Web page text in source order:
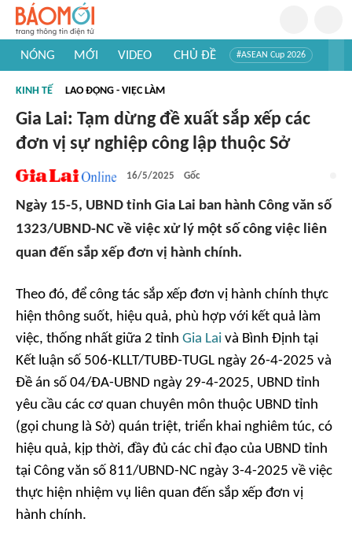
NÓNG MỚI VIDEO CHỦ ĐỀ #ASEAN Cup 2026
#Khám phá thế giới
KINH TẾ LAO ĐỘNG - VIỆC LÀM
Gia Lai: Tạm dừng đề xuất sắp xếp các
đơn vị sự nghiệp công lập thuộc Sở
16/5/2025 Gốc
Ngày 15-5, UBND tỉnh Gia Lai ban hành Công văn số
1323/UBND-NC về việc xử lý một số công việc liên
quan đến sắp xếp đơn vị hành chính.
Theo đó, để công tác sắp xếp đơn vị hành chính thực
hiện thông suốt, hiệu quả, phù hợp với kết quả làm
việc, thống nhất giữa 2 tỉnh Gia Lai và Bình Định tại
Kết luận số 506-KLLT/TUBĐ-TUGL ngày 26-4-2025 và
Đề án số 04/ĐA-UBND ngày 29-4-2025, UBND tỉnh
yêu cầu các cơ quan chuyên môn thuộc UBND tỉnh
(gọi chung là Sở) quán triệt, triển khai nghiêm túc, có
hiệu quả, kịp thời, đầy đủ các chỉ đạo của UBND tỉnh
tại Công văn số 811/UBND-NC ngày 3-4-2025 về việc
thực hiện nhiệm vụ liên quan đến sắp xếp đơn vị
hành chính.